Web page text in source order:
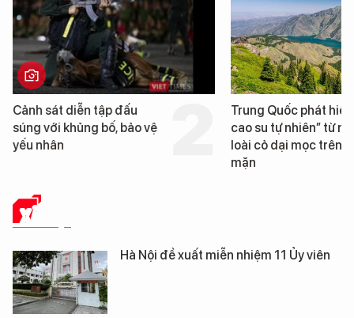
Trung Quốc phát hiện “mỏ
cao su tự nhiên” từ một
loài cỏ dại mọc trên đất
Loạt dự án bất động
Đà Nẵng sắp bị kiểm
XÃ HỘI
Hà Nội đề xuất miễn nhiệm 11 Ủy viên